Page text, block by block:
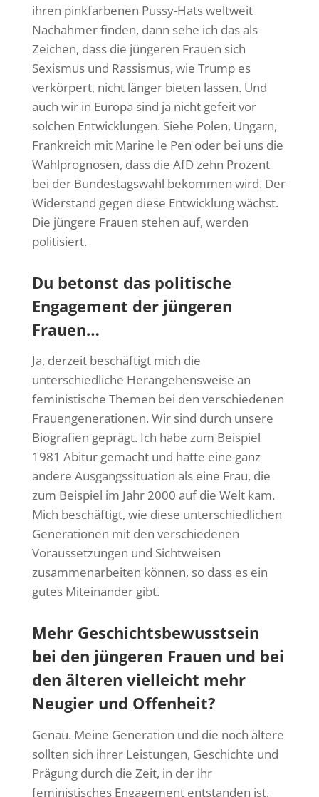
ihren pinkfarbenen Pussy-Hats weltweit
Nachahmer finden, dann sehe ich das als
Zeichen, dass die jüngeren Frauen sich
Sexismus und Rassismus, wie Trump es
verkörpert, nicht länger bieten lassen. Und
auch wir in Europa sind ja nicht gefeit vor
solchen Entwicklungen. Siehe Polen, Ungarn,
Frankreich mit Marine le Pen oder bei uns die
Wahlprognosen, dass die AfD zehn Prozent
bei der Bundestagswahl bekommen wird. Der
Widerstand gegen diese Entwicklung wächst.
Die jüngere Frauen stehen auf, werden
politisiert.
Du betonst das politische
Engagement der jüngeren
Frauen…
Ja, derzeit beschäftigt mich die
unterschiedliche Herangehensweise an
feministische Themen bei den verschiedenen
Frauengenerationen. Wir sind durch unsere
Biografien geprägt. Ich habe zum Beispiel
1981 Abitur gemacht und hatte eine ganz
andere Ausgangssituation als eine Frau, die
zum Beispiel im Jahr 2000 auf die Welt kam.
Mich beschäftigt, wie diese unterschiedlichen
Generationen mit den verschiedenen
Voraussetzungen und Sichtweisen
zusammenarbeiten können, so dass es ein
gutes Miteinander gibt.
Mehr Geschichtsbewusstsein
bei den jüngeren Frauen und bei
den älteren vielleicht mehr
Neugier und Offenheit?
Genau. Meine Generation und die noch ältere
sollten sich ihrer Leistungen, Geschichte und
Prägung durch die Zeit, in der ihr
feministisches Engagement entstanden ist,